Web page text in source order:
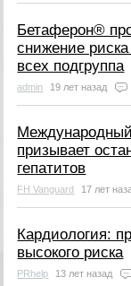
Бетаферон®
снижение риска
всех подгруппа
admin 19 лет назад
призывает
гепатитов
FH Vanguard 17 лет
Кардиология:
высокого риска
PRhelp 13 лет назад